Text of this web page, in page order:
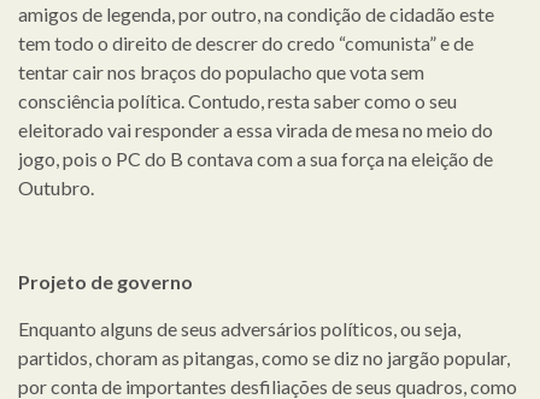
amigos de legenda, por outro, na condição de cidadão este
tem todo o direito de descrer do credo “comunista” e de
tentar cair nos braços do populacho que vota sem
consciência política. Contudo, resta saber como o seu
eleitorado vai responder a essa virada de mesa no meio do
jogo, pois o PC do B contava com a sua força na eleição de
Outubro.
Projeto de governo
Enquanto alguns de seus adversários políticos, ou seja,
partidos, choram as pitangas, como se diz no jargão popular,
por conta de importantes desfiliações de seus quadros, como